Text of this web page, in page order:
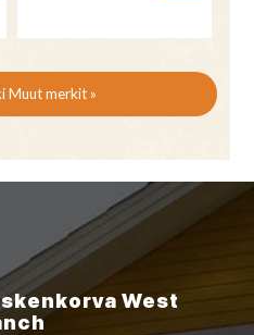
Muut merkit »
West